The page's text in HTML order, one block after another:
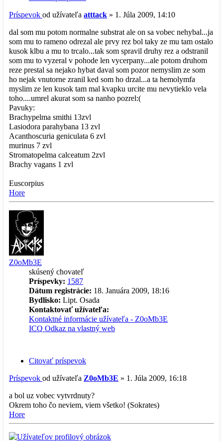
Príspevok od užívateľa atttack » 1. Júla 2009, 14:10
dal som mu potom normalne substrat ale on sa vobec nehybal...ja
som mu to rameno odrezal ale prvy rez bol taky ze mu tam ostalo
kusok klbu a mu to trcalo...tak som spravil druhy rez a odstranil
som mu to vyzeral v pohode len vycerpany...ale potom druhom
reze prestal sa nejako hybat daval som pozor nemyslim ze som
ho nejak vnutorne zranil ked som ho drzal...a ta hemolymfa
myslim ze len kusok tam mal kvapku urcite mu nevytieklo vela
toho....umrel akurat som sa nanho pozrel:(
Pavuky:
Brachypelma smithi 13zvl
Lasiodora parahybana 13 zvl
Acanthoscuria geniculata 6 zvl
murinus 7 zvl
Stromatopelma calceatum 2zvl
Brachy vagans 1 zvl
Euscorpius
Hore
Z0oMb3E
skúsený chovateľ
Príspevky: 1587
Dátum registrácie: 18. Januára 2009, 18:16
Bydlisko: Lipt. Osada
Kontaktovať užívateľa:
Kontaktné informácie užívateľa - Z0oMb3E
ICQ Odkaz na vlastný web
Citovať príspevok
Príspevok od užívateľa Z0oMb3E » 1. Júla 2009, 16:18
a bol uz vobec vytvrdnuty?
Okrem toho čo neviem, viem všetko! (Sokrates)
Hore